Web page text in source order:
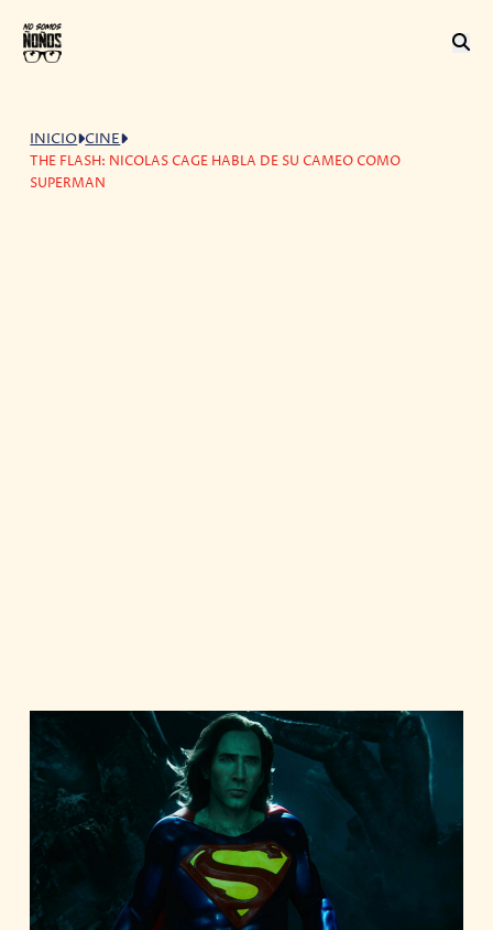
INICIO CINE
THE FLASH: NICOLAS CAGE HABLA DE SU CAMEO COMO
SUPERMAN